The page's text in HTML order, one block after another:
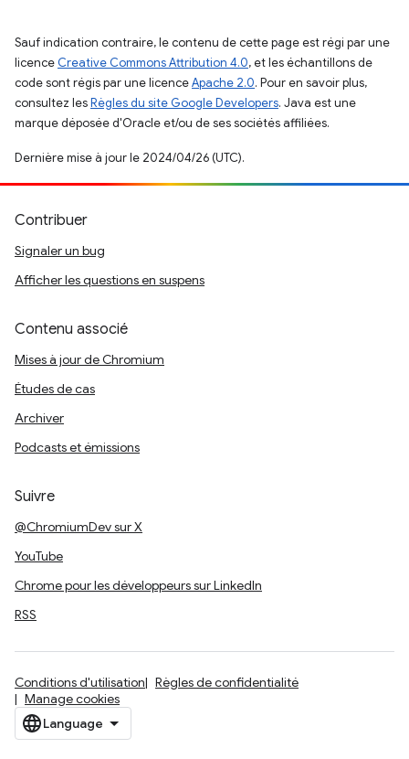
Sauf indication contraire, le contenu de cette page est régi par une
licence Creative Commons Attribution 4.0, et les échantillons de
code sont régis par une licenceApache 2.0. Pour en savoir plus,
consultez lesRègles du site Google Developers. Java est une
marque déposée d'Oracle et/ou de ses sociétés affiliées.
Dernière mise à jour le 2024/04/26 (UTC).
Contribuer
Signaler un bug
Afficher les questions en suspens
Contenu associé
Mises à jour de Chromium
Études de cas
Archiver
Podcasts et émissions
Suivre
@ChromiumDev sur X
YouTube
Chrome pour les développeurs sur LinkedIn
RSS
Conditions d'utilisation
Règles de confidentialité
Manage cookies